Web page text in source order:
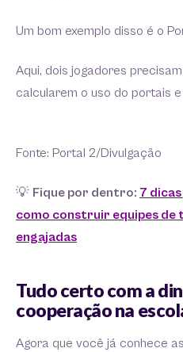
Um bom exemplo disso é o
Aqui, dois jogadores
calcularem o uso do portais
Fonte: Portal 2/Divulgação
💡 Fique por dentro: 7
como construir equipes de
engajadas
Tudo certo com a
cooperação na
Agora que você já conhece